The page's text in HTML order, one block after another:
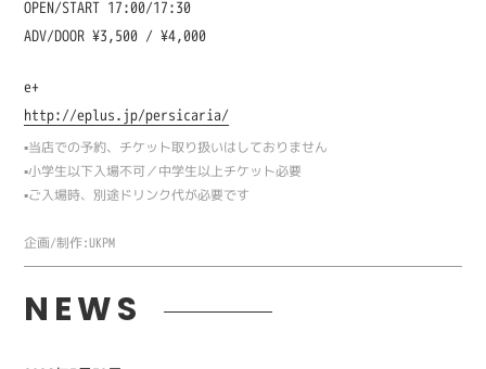
OPEN/START 17:00/17:30
ADV/DOOR ¥3,500 / ¥4,000
e+
http://eplus.jp/persicaria/
▪️当店での予約、チケット取り扱いはしておりません
▪️小学生以下入場不可／中学生以上チケット必要
▪️ご入場時、別途ドリンク代が必要です
企画/制作:UKPM
NEWS